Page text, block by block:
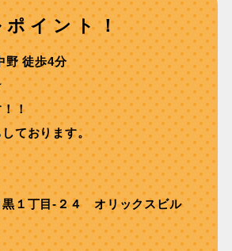
ポイント！
野 徒歩4分
！
ております。
黒１丁目-２４ オリックスビル